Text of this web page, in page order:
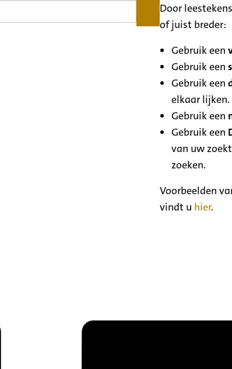
Door
of juist breder:
Gebruik een
Gebruik een
Gebruik een
elkaar lijken.
Gebruik een
Gebruik een
van uw
zoeken.
Voorbeelden
vindt u hier.